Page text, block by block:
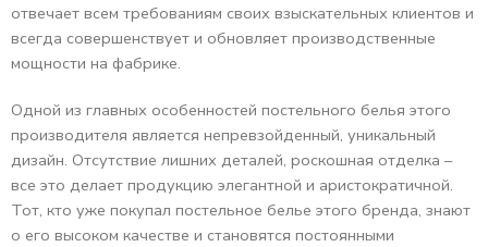
отвечает всем требованиям своих взыскательных клиентов и
всегда совершенствует и обновляет производственные
мощности на фабрике.
Одной из главных особенностей постельного белья этого
производителя является непревзойденный, уникальный
дизайн. Отсутствие лишних деталей, роскошная отделка –
все это делает продукцию элегантной и аристократичной.
Тот, кто уже покупал постельное белье этого бренда, знают
о его высоком качестве и становятся постоянными